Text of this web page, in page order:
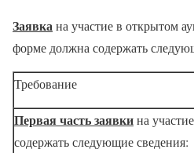
Заявкана участие в открытом
форме должна содержать
Требование
Первая часть заявкина
содержать следующие сведения: